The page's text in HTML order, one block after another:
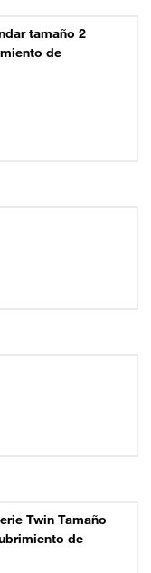
tamaño 2
de
Twin Tamaño
de